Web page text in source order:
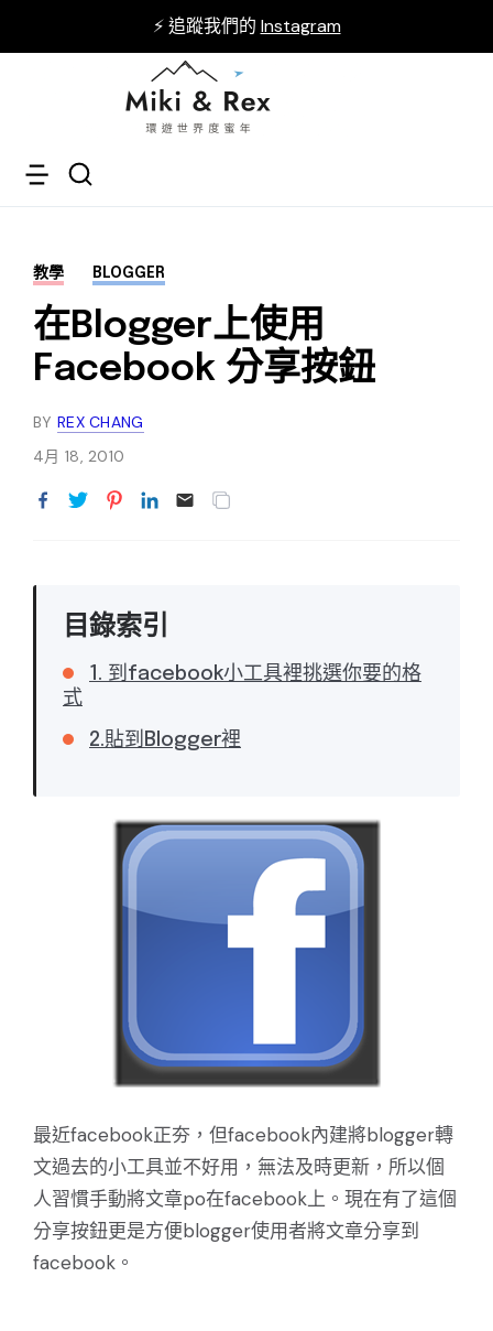
⚡ 追蹤我們的 Instagram
教學 BLOGGER
在Blogger上使用
Facebook 分享按鈕
BY REX CHANG
4月 18, 2010
目錄索引
1. 到facebook小工具裡挑選你要的格
式
2.貼到Blogger裡
最近facebook正夯，但facebook內建將blogger轉
文過去的小工具並不好用，無法及時更新，所以個
人習慣手動將文章po在facebook上。現在有了這個
分享按鈕更是方便blogger使用者將文章分享到
facebook。